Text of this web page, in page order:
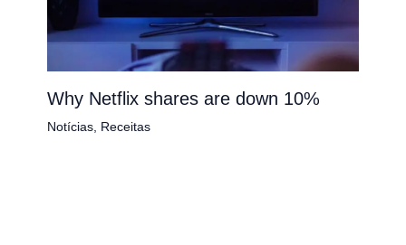
Why Netflix shares are down 10%
Notícias, Receitas